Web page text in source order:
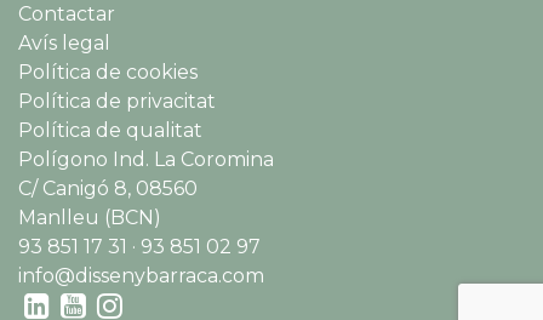
Contactar
Avís legal
Política de cookies
Política de privacitat
Política de qualitat
Polígono Ind. La Coromina
C/ Canigó 8, 08560
Manlleu (BCN)
93 851 17 31 · 93 851 02 97
info@dissenybarraca.com